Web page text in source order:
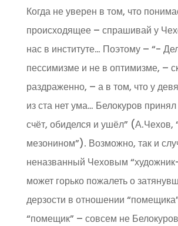
Когда не уверен в том, что
происходящее – спрашивай у
нас в институте… Поэтому – “-
пессимизме и не в оптимизме, –
раздраженно, – а в том, что у
из ста нет ума… Белокуров
счёт, обиделся и ушёл” (А.Чехов,
мезонином”). Возможно, так и
неназванный Чеховым
может горько пожалеть о
дерзости в отношении
“помещик” – совсем не